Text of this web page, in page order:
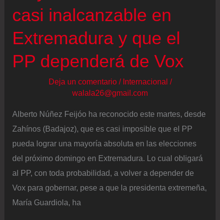
casi inalcanzable en
Extremadura y que el
PP dependerá de Vox
Deja un comentario / Internacional /
walala26@gmail.com
Alberto Núñez Feijóo ha reconocido este martes, desde
Zahínos (Badajoz), que es casi imposible que el PP
pueda lograr una mayoría absoluta en las elecciones
del próximo domingo en Extremadura. Lo cual obligará
al PP, con toda probabilidad, a volver a depender de
Vox para gobernar, pese a que la presidenta extremeña,
María Guardiola, ha